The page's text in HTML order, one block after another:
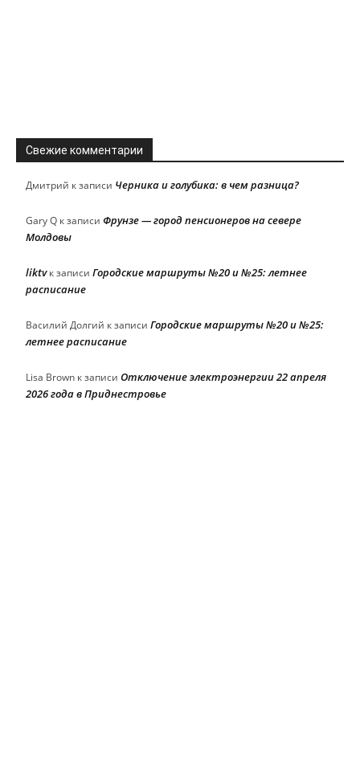
Свежие комментарии
Дмитрий к записи Черника и голубика: в чем разница?
Gary Q к записи Фрунзе — город пенсионеров на севере
Молдовы
liktvк записи Городские маршруты №20 и №25: летнее
расписание
Василий Долгий к записи Городские маршруты №20 и №25:
летнее расписание
Lisa Brown к записи Отключение электроэнергии 22 апреля
2026 года в Приднестровье